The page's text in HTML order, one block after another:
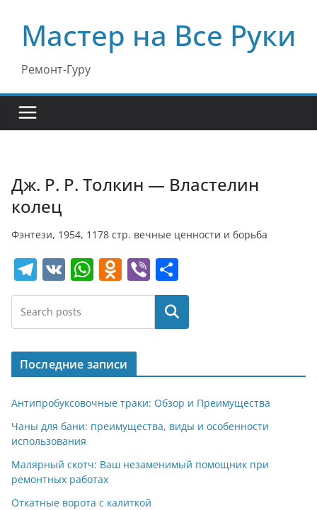
содержимому
Мастер на Все Руки
Ремонт-Гуру
Дж. Р. Р. Толкин — Властелин
колец
Фэнтези, 1954, 1178 стр. вечные ценности и борьба
T
el
e
gr
a
m
V
K
W
h
s
A
p
p
O
d
o
kl
a
ss
ni
Vi
b
er
т
п
р
в
и
т
Поиск
Последние записи
Антипробуксовочные траки: Обзор и Преимущества
Чаны для бани: преимущества, виды и особенности
использования
Малярный скотч: Ваш незаменимый помощник при
ремонтных работах
Откатные ворота с калиткой